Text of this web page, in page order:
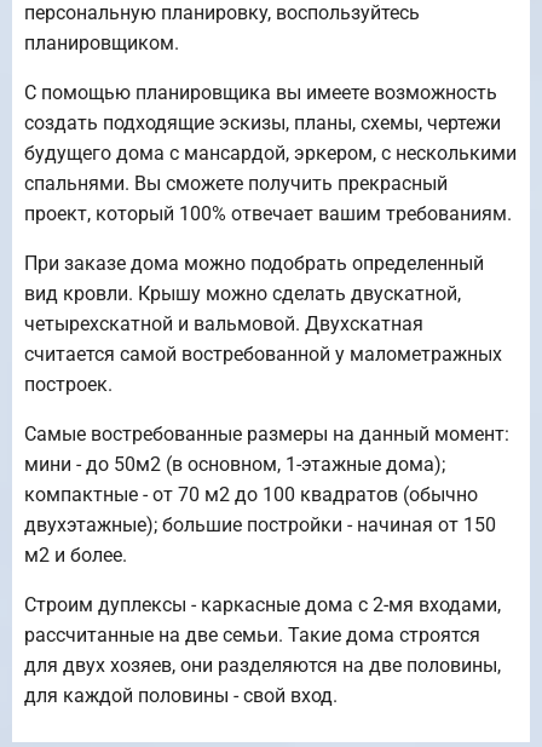
персональную планировку, воспользуйтесь
планировщиком.
С помощью планировщика вы имеете возможность
создать подходящие эскизы, планы, схемы, чертежи
будущего дома с мансардой, эркером, с несколькими
спальнями. Вы сможете получить прекрасный
проект, который 100% отвечает вашим требованиям.
При заказе дома можно подобрать определенный
вид кровли. Крышу можно сделать двускатной,
четырехскатной и вальмовой. Двухскатная
считается самой востребованной у малометражных
построек.
Самые востребованные размеры на данный момент:
мини - до 50м2 (в основном, 1-этажные дома);
компактные - от 70 м2 до 100 квадратов (обычно
двухэтажные); большие постройки - начиная от 150
м2 и более.
Строим дуплексы - каркасные дома с 2-мя входами,
рассчитанные на две семьи. Такие дома строятся
для двух хозяев, они разделяются на две половины,
для каждой половины - свой вход.